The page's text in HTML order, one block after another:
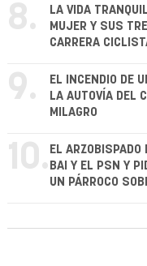
8.
LA VIDA
MUJER Y SUS
CARRERA
9.
EL INCENDIO DE
LA AUTOVÍA DEL
MILAGRO
10. EL
BAI Y EL PSN Y
UN PÁRROCO